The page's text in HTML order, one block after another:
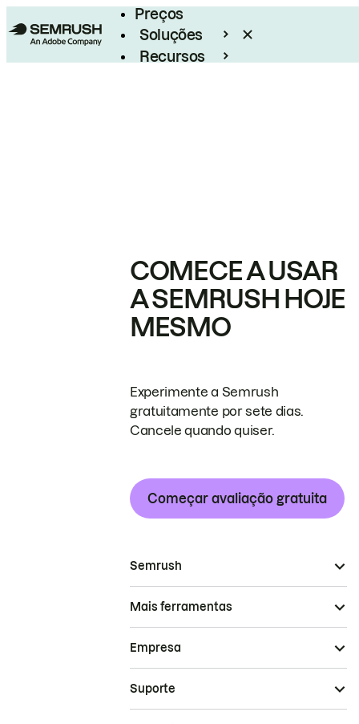
Preços
Soluções
Recursos
COMECE A USAR
A SEMRUSH HOJE
MESMO
Experimente a Semrush
gratuitamente por sete dias.
Cancele quando quiser.
Começar avaliação gratuita
Semrush
Mais ferramentas
Empresa
Suporte